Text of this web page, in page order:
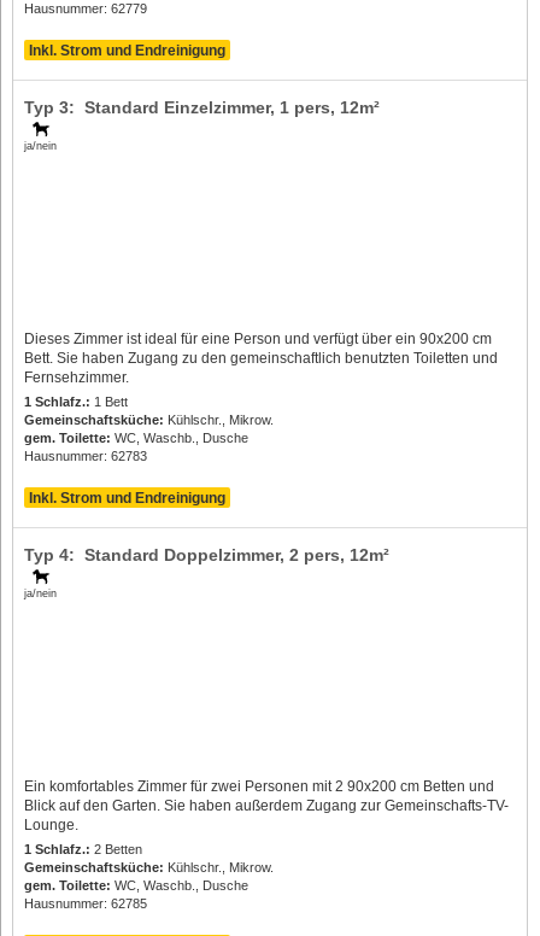
Hausnummer: 62779
Inkl. Strom und Endreinigung
ja/nein
Typ 3: Standard Einzelzimmer, 1 pers, 12m²
1 Schlafz.: 1 Bett
Gemeinschaftsküche: Kühlschr., Mikrow.
gem. Toilette: WC, Waschb., Dusche
Hausnummer: 62783
Dieses Zimmer ist ideal für eine Person und verfügt über ein 90x200 cm
Bett. Sie haben Zugang zu den gemeinschaftlich benutzten Toiletten und
Fernsehzimmer.
Inkl. Strom und Endreinigung
ja/nein
Typ 4: Standard Doppelzimmer, 2 pers, 12m²
1 Schlafz.: 2 Betten
Gemeinschaftsküche: Kühlschr., Mikrow.
gem. Toilette: WC, Waschb., Dusche
Hausnummer: 62785
Ein komfortables Zimmer für zwei Personen mit 2 90x200 cm Betten und
Blick auf den Garten. Sie haben außerdem Zugang zur Gemeinschafts-TV-
Lounge.